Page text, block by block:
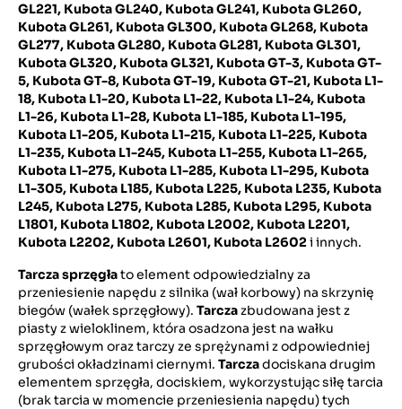
GL221, Kubota GL240, Kubota GL241, Kubota GL260,
Kubota GL261, Kubota GL300, Kubota GL268, Kubota
GL277, Kubota GL280, Kubota GL281, Kubota GL301,
Kubota GL320, Kubota GL321, Kubota GT-3, Kubota GT-
5, Kubota GT-8, Kubota GT-19, Kubota GT-21, Kubota L1-
18, Kubota L1-20, Kubota L1-22, Kubota L1-24, Kubota
L1-26, Kubota L1-28, Kubota L1-185, Kubota L1-195,
Kubota L1-205, Kubota L1-215, Kubota L1-225, Kubota
L1-235, Kubota L1-245, Kubota L1-255, Kubota L1-265,
Kubota L1-275, Kubota L1-285, Kubota L1-295, Kubota
L1-305, Kubota L185, Kubota L225, Kubota L235, Kubota
L245, Kubota L275, Kubota L285, Kubota L295, Kubota
L1801, Kubota L1802, Kubota L2002, Kubota L2201,
Kubota L2202, Kubota L2601, Kubota L2602i innych.
Tarcza sprzęgłato element odpowiedzialny za
przeniesienie napędu z silnika (wał korbowy) na skrzynię
biegów (wałek sprzęgłowy). Tarczazbudowana jest z
piasty z wieloklinem, która osadzona jest na wałku
sprzęgłowym oraz tarczy ze sprężynami z odpowiedniej
grubości okładzinami ciernymi. Tarczadociskana drugim
elementem sprzęgła, dociskiem, wykorzystując siłę tarcia
(brak tarcia w momencie przeniesienia napędu) tych